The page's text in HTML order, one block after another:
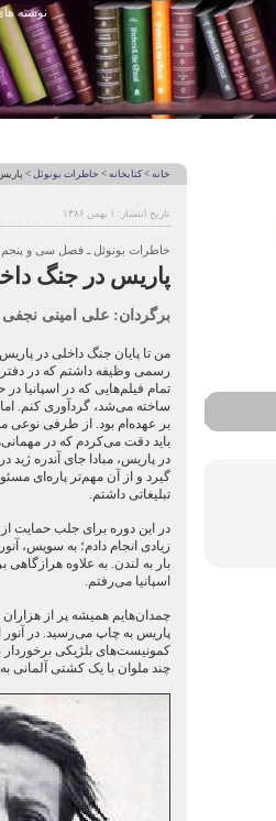
نوشته
خانه >کتابخانه > خاطرات بونوئل >
تاریخ انتشار: ۱ بهمن ۱۳۸۶
خاطرات بونوئل ـ فصل سی و پنجم
پاریس در جنگ
برگردان: علی امینی نجفی
من تا پایان جنگ داخلی در
رسمی وظیفه داشتم که در دفتر
تمام فیلم‌هایی که در اسپانیا
ساخته می‌شد، گردآوری کنم.
بر عهده‌ام بود. از طرفی نوعی
باید دقت می‌کردم که در
در پاریس، مبادا جای آندره ژید
گیرد و از آن مهم‌تر پاره‌ای
تبلیغاتی داشتم.
در این دوره برای جلب حمایت
زیادی انجام دادم؛ به سویس،
بار به لندن. به علاوه هرازگاهی
اسپانیا می‌رفتم.
چمدان‌هایم همیشه پر از هزاران
پاریس به چاپ می‌رسید. در
کمونیست‌های بلژیکی برخوردار
چند ملوان با یک کشتی آلمانی به